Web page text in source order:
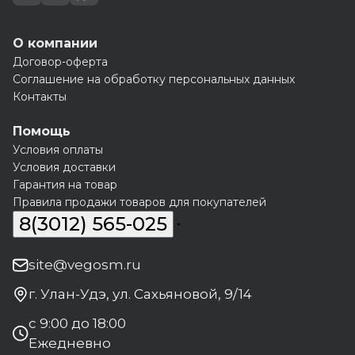
О компании
Договор-оферта
Соглашение на обработку персональных данных
Контакты
Помощь
Условия оплаты
Условия доставки
Гарантия на товар
Правила продажи товаров для покупателей
8(3012) 565-025
site@vegosm.ru
г. Улан-Удэ, ул. Сахьяновой, 9/14
с 9:00 до 18:00
Ежедневно